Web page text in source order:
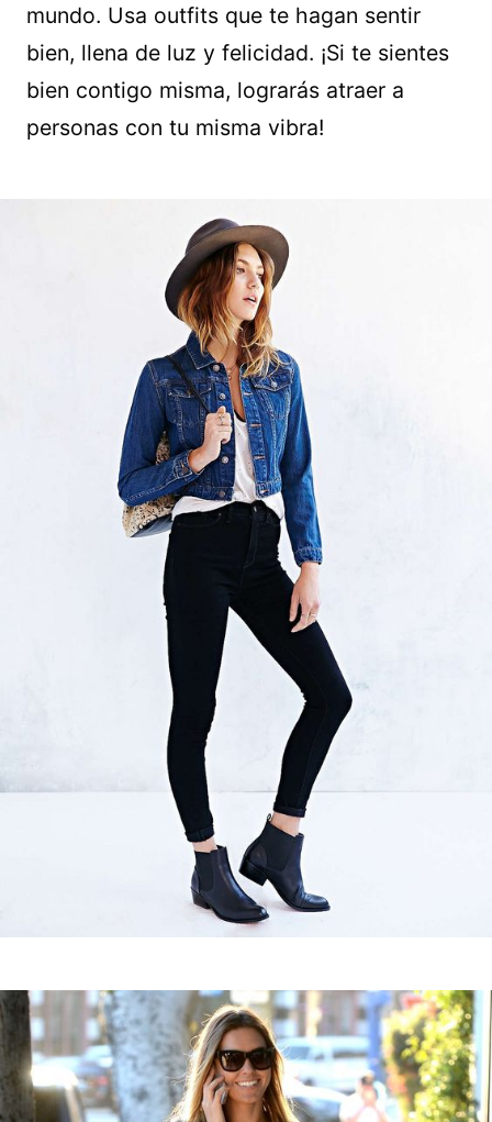
mundo. Usa outfits que te hagan sentir
bien, llena de luz y felicidad. ¡Si te sientes
bien contigo misma, lograrás atraer a
personas con tu misma vibra!